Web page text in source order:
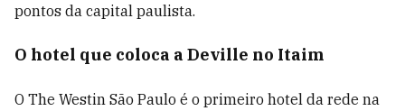
pontos da capital paulista.
O hotel que coloca a Deville no Itaim
O The Westin São Paulo é o primeiro hotel da rede na